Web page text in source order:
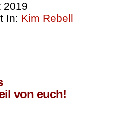
2019
In: Kim Rebell
von euch!